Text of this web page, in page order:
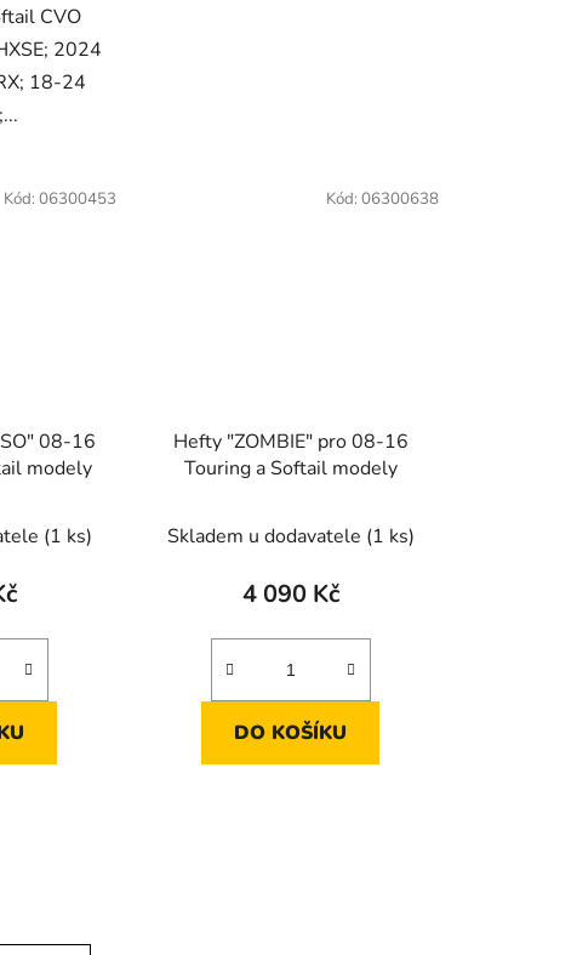
CVO
2024
18-24
08-16
modely
(1 ks)
Kód: 06300453
Hefty "ZOMBIE" pro 08-16
Touring a Softail modely
Skladem u dodavatele (1 ks)
4 090 Kč
DO KOŠÍKU
Kód: 06300638